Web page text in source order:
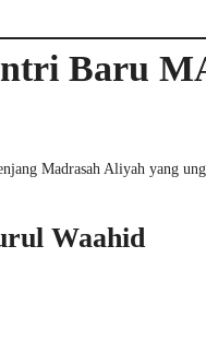
Baru
Madrasah Aliyah yang
Waahid